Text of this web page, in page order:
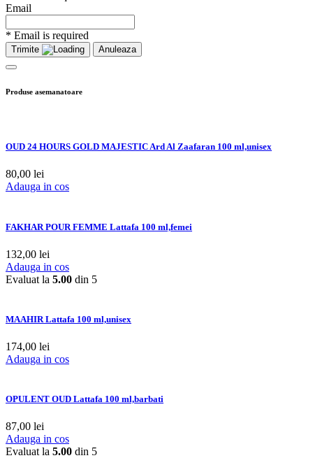
Email
* Email is required
Trimite Anuleaza
Produse asemanatoare
OUD 24 HOURS GOLD MAJESTIC Ard Al Zaafaran 100 ml,unisex
80,00 lei
Adauga in cos
FAKHAR POUR FEMME Lattafa 100 ml,femei
132,00 lei
Adauga in cos
Evaluat la 5.00 din 5
MAAHIR Lattafa 100 ml,unisex
174,00 lei
Adauga in cos
OPULENT OUD Lattafa 100 ml,barbati
87,00 lei
Adauga in cos
Evaluat la 5.00 din 5